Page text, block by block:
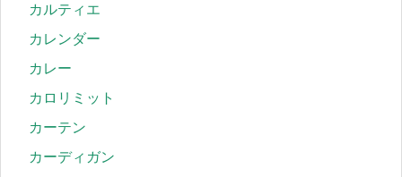
カルティエ
カレンダー
カレー
カロリミット
カーテン
カーディガン